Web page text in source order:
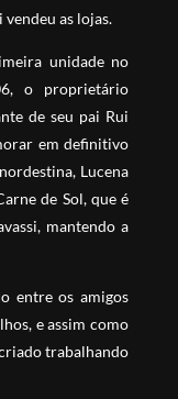
vendeu as lojas.
unidade no
o proprietário
de seu pai Rui
em definitivo
Lucena
de Sol, que é
mantendo a
entre os amigos
e assim como
trabalhando